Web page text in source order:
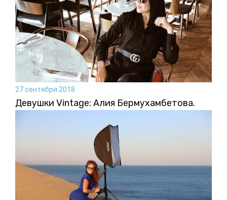
27 сентября 2018
Девушки Vintage: Алия Бермухамбетова.